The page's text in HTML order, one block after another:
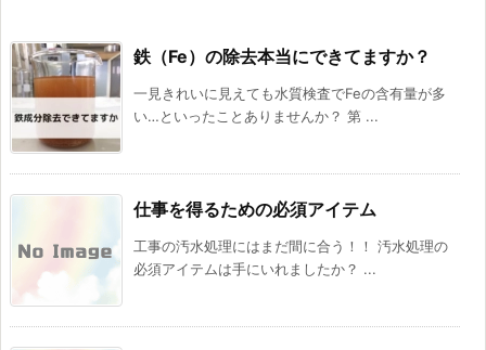
鉄（Fe）の除去本当にできてますか？
一見きれいに見えても水質検査でFeの含有量が多
い…といったことありませんか？ 第 ...
仕事を得るための必須アイテム
工事の汚水処理にはまだ間に合う！！ 汚水処理の
必須アイテムは手にいれましたか？ ...